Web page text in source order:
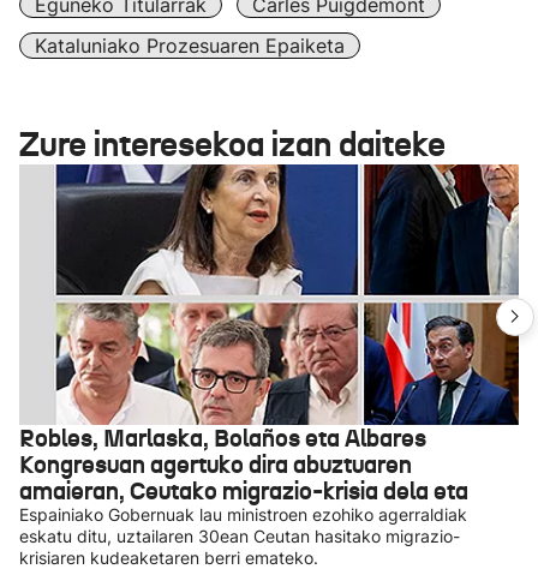
Eguneko Titularrak
Carles Puigdemont
Kataluniako Prozesuaren Epaiketa
Zure interesekoa izan daiteke
Robles, Marlaska, Bolaños eta Albares
Kongresuan agertuko dira abuztuaren
amaieran, Ceutako migrazio-krisia dela eta
Espainiako Gobernuak lau ministroen ezohiko agerraldiak
eskatu ditu, uztailaren 30ean Ceutan hasitako migrazio-
krisiaren kudeaketaren berri emateko.